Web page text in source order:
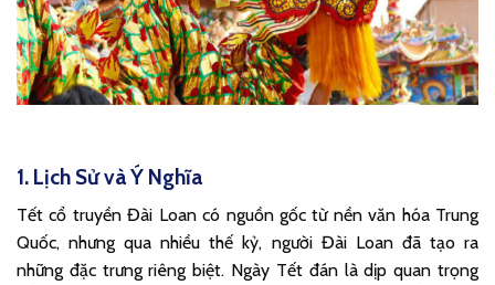
1. Lịch Sử và Ý Nghĩa
Tết cổ truyền Đài Loan có nguồn gốc từ nền văn hóa Trung
Quốc, nhưng qua nhiều thế kỷ, người Đài Loan đã tạo ra
những đặc trưng riêng biệt. Ngày Tết đán là dịp quan trọng